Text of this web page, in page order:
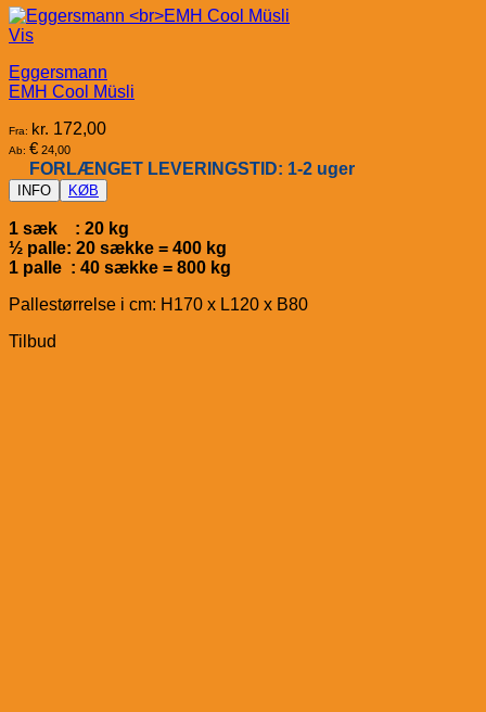
Vis
Eggersmann
EMH Cool Müsli
Fra: kr. 172,00
Ab: € 24,00
FORLÆNGET LEVERINGSTID: 1-2 uger
INFO KØB
1 sæk : 20 kg
½ palle: 20 sække = 400 kg
1 palle : 40 sække = 800 kg
Pallestørrelse i cm: H170 x L120 x B80
Tilbud